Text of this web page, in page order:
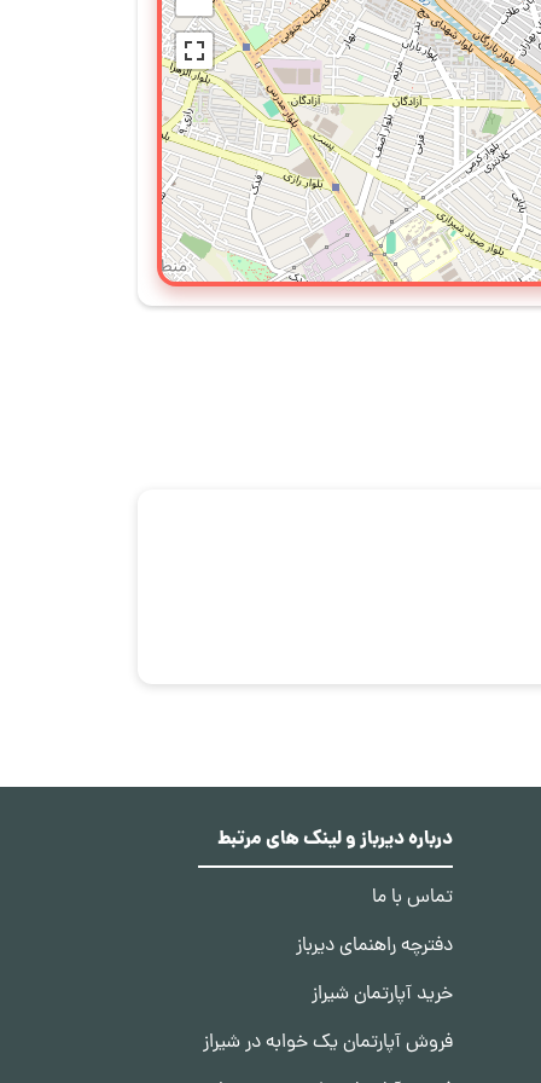
درباره دیرباز و لینک های مرتبط
تماس با ما
دفترچه راهنمای دیرباز
خرید آپارتمان شیراز
فروش آپارتمان یک خوابه در شیراز